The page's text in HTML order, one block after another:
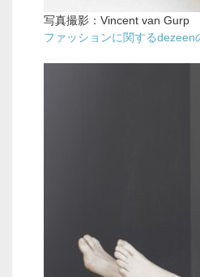
写真撮影：Vincent van Gurp
ファッションに関する